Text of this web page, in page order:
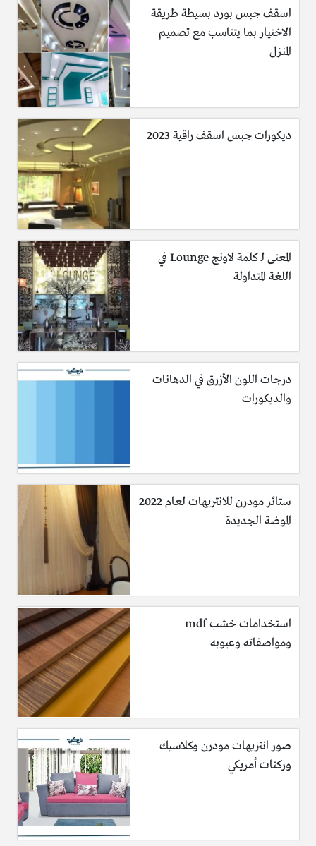
اسقف جبس بورد بسيطة طريقة
الاختيار بما يتناسب مع تصميم
المنزل
ديكورات جبس اسقف راقية 2023
المعنى لـ كلمة لاونج Lounge في
اللغة المتداولة
درجات اللون الأزرق في الدهانات
والديكورات
ستائر مودرن للانتريهات لعام 2022
الموضة الجديدة
استخدامات خشب mdf
ومواصفاته وعيوبه
صور انتريهات مودرن وكلاسيك
وركنات أمريكي